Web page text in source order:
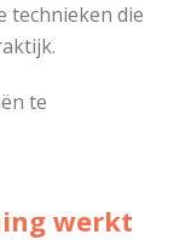
technieken die
te
werkt